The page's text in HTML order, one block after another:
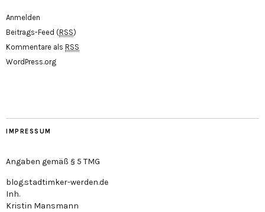
Anmelden
Beitrags-Feed (RSS)
Kommentare als RSS
WordPress.org
IMPRESSUM
Angaben gemäß § 5 TMG
blog.stadtimker-werden.de
Inh.
Kristin Mansmann